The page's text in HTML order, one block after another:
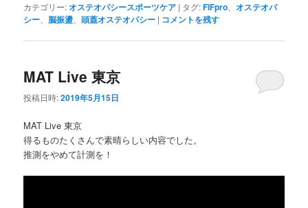
カテゴリー:オステオパシースポーツケア | タグ:FIFpro、オステオパ
シー、 脳振盪、頭蓋オステオパシー | コメントを残す
MAT Live 東京
投稿日時:2019年5月15日
MAT Live 東京
得るものたくさんで素晴らしい内容でした。
推測をやめて計測を！